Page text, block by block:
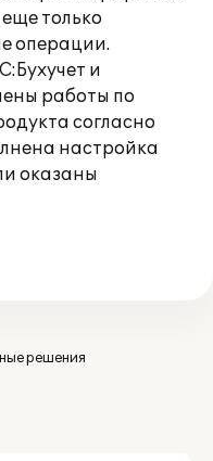
только
операции.
и
работы по
согласно
настройка
оказаны
решения